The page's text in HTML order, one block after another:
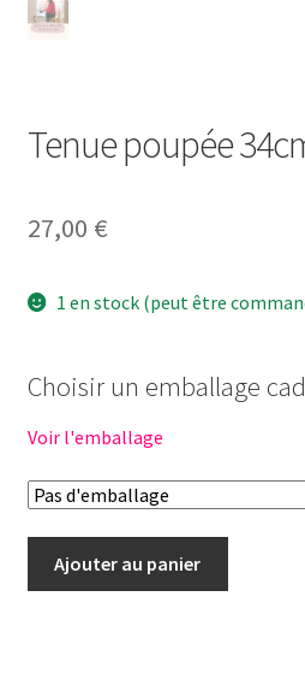
Tenue poupée
27,00 €
1 en stock (peut être
Choisir un emballage
Voir l'emballage
Ajouter au panier